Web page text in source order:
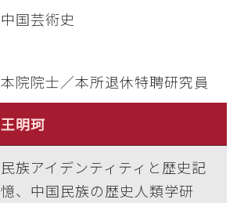
中国芸術史
本院院士／本所退休特聘研究員
王明珂
民族アイデンティティと歴史記
憶、中国民族の歴史人類学研